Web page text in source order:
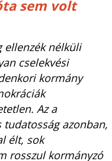
sem volt
ellenzék nélküli
cselekvési
kormány
Az a
azonban,
élt, sok
rosszul kormányzó